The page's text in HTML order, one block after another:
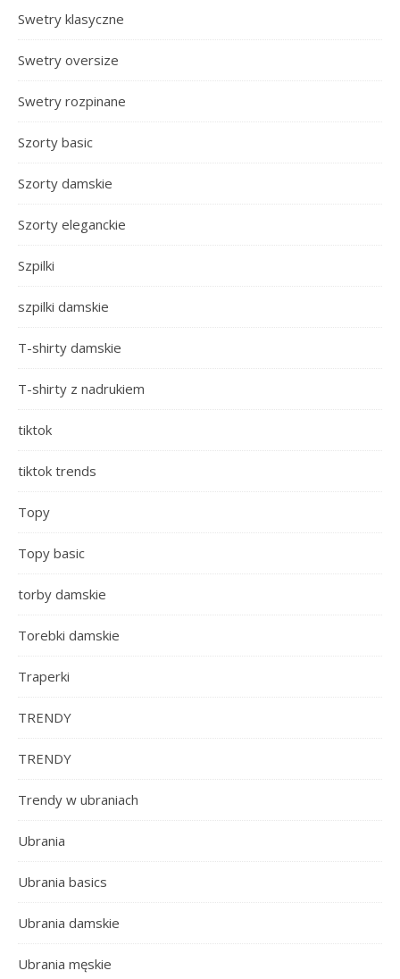
Swetry klasyczne
Swetry oversize
Swetry rozpinane
Szorty basic
Szorty damskie
Szorty eleganckie
Szpilki
szpilki damskie
T-shirty damskie
T-shirty z nadrukiem
tiktok
tiktok trends
Topy
Topy basic
torby damskie
Torebki damskie
Traperki
TRENDY
TRENDY
Trendy w ubraniach
Ubrania
Ubrania basics
Ubrania damskie
Ubrania męskie